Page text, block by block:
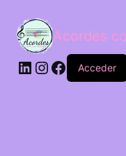
Acordes
Acceder